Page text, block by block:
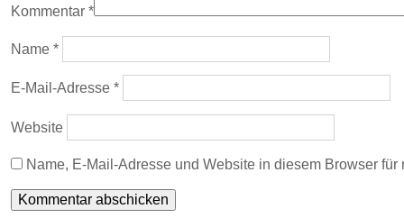
Kommentar *
Name *
E-Mail-Adresse *
Website
Name, E-Mail-Adresse und Website in diesem Browser